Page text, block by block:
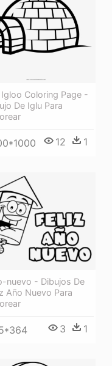
Igloo Coloring Page -
De Iglu Para
12 1
nuevo - Dibujos De
Año Nuevo Para
3 1